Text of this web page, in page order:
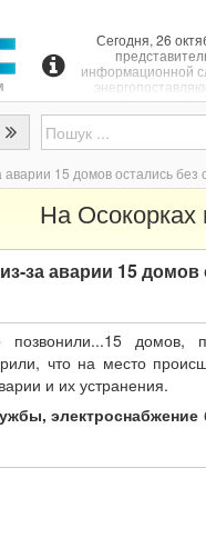
Сегодня, 26
информационной
компании
сообщила, что по
аварии в жилом
Осокорки в
многоэтажных
остались без
"Коммерсант-
15 домов остались без
На Осокорках
за аварии 15 домов
позвонили...15 домов,
что на место
и их устранения.
электроснабжение